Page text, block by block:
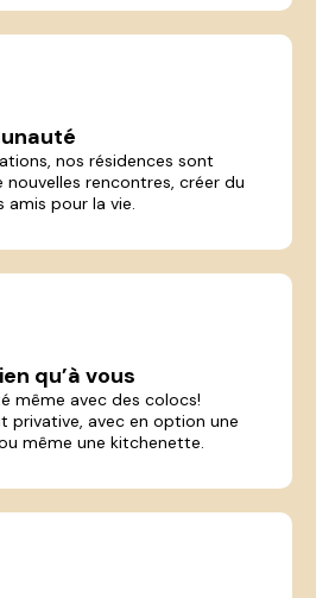
nos résidences sont
nouvelles rencontres, créer du
amis pour la vie.
qu’à vous
même avec des colocs!
privative, avec en option une
même une kitchenette.